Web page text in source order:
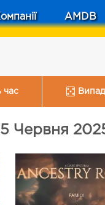
AMDB
час
Червня